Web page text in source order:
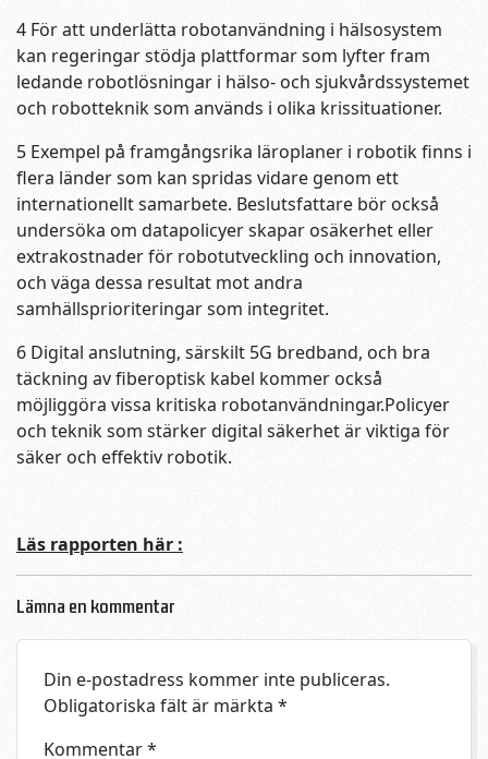
4 För att underlätta robotanvändning i hälsosystem
kan regeringar stödja plattformar som lyfter fram
ledande robotlösningar i hälso- och sjukvårdssystemet
och robotteknik som används i olika krissituationer.
5 Exempel på framgångsrika läroplaner i robotik finns i
flera länder som kan spridas vidare genom ett
internationellt samarbete. Beslutsfattare bör också
undersöka om datapolicyer skapar osäkerhet eller
extrakostnader för robotutveckling och innovation,
och väga dessa resultat mot andra
samhällsprioriteringar som integritet.
6 Digital anslutning, särskilt 5G bredband, och bra
täckning av fiberoptisk kabel kommer också
möjliggöra vissa kritiska robotanvändningar.Policyer
och teknik som stärker digital säkerhet är viktiga för
säker och effektiv robotik.
Läs rapporten här :
Lämna en kommentar
Din e-postadress kommer inte publiceras.
Obligatoriska fält är märkta *
Kommentar*